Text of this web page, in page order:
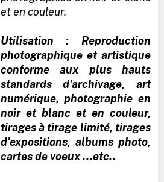
et en couleur.
Utilisation : Reproduction
photographique et artistique
conforme aux plus hauts
standards d'archivage, art
numérique, photographie en
noir et blanc et en couleur,
tirages à tirage limité, tirages
d'expositions, albums photo,
cartes de voeux ...etc..